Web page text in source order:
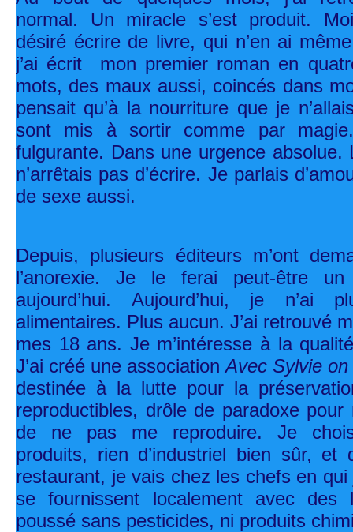
normal. Un miracle s’est produit.
désiré écrire de livre, qui n’en ai
j’ai écrit mon premier roman en
mots, des maux aussi, coincés dans
pensait qu’à la nourriture que je
sont mis à sortir comme par
fulgurante. Dans une urgence absolue.
n’arrêtais pas d’écrire. Je parlais
de sexe aussi.
Depuis, plusieurs éditeurs m’ont
l’anorexie. Je le ferai peut-être
aujourd’hui. Aujourd’hui, je n’ai
alimentaires. Plus aucun. J’ai retrouvé
mes 18 ans. Je m’intéresse à la
J’ai créé une associationAvec Sylvie
destinée à la lutte pour la
reproductibles, drôle de paradoxe
de ne pas me reproduire. Je
produits, rien d’industriel bien sûr, et
restaurant, je vais chez les chefs en qui
se fournissent localement avec des
poussé sans pesticides, ni produits